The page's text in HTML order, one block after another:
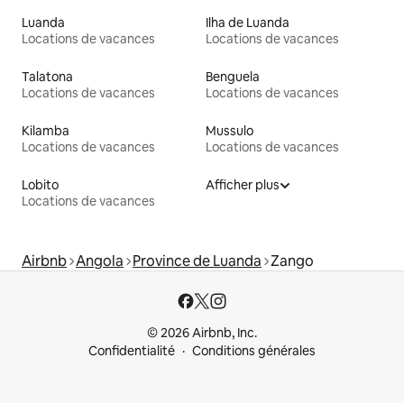
Luanda
Locations de vacances
Ilha de Luanda
Locations de vacances
Talatona
Locations de vacances
Benguela
Locations de vacances
Kilamba
Locations de vacances
Mussulo
Locations de vacances
Lobito
Locations de vacances
Afficher plus
Airbnb Angola Province de Luanda Zango
© 2026 Airbnb, Inc.
Confidentialité
Conditions générales